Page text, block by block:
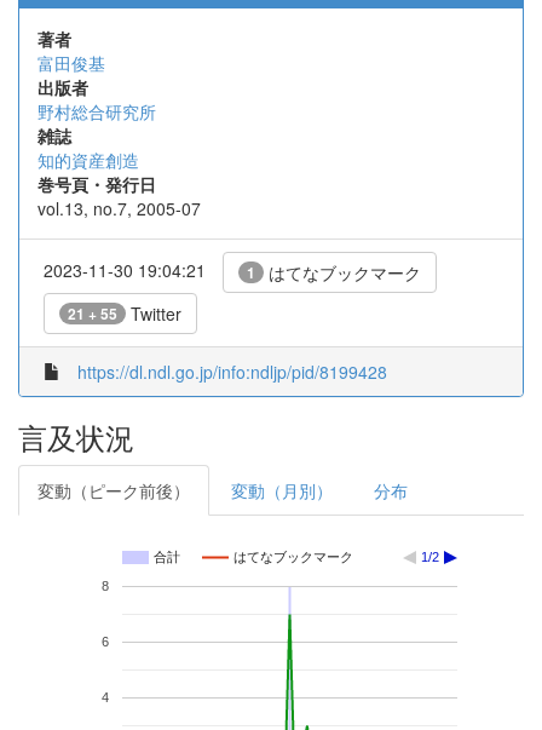
著者
富田俊基
出版者
野村総合研究所
雑誌
知的資産創造
巻号頁・発行日
vol.13, no.7, 2005-07
2023-11-30 19:04:21 1 はてなブックマーク
21 + 55 Twitter
https://dl.ndl.go.jp/info:ndljp/pid/8199428
言及状況
変動（ピーク前後） 変動（月別） 分布
合計 はてなブックマーク 1/2
4
6
8